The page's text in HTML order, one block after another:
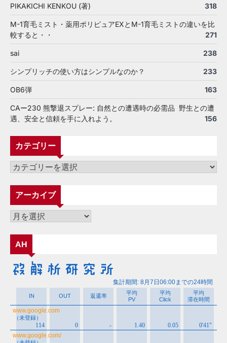
PIKAKICHI KENKOU (著)
318
M-1育毛ミスト・薬用ポリピュアEXとM-1育毛ミストの違いを比
較すると・・
271
sai 238
シンプリッチの使い方はシンプルなのか？ 233
OB6弾 163
CAー230 熊撃退スプレー: 自然との遭遇時の必需品 野生との遭
遇、安全と信頼を手に入れよう。
156
カテゴリー
カ
ゴ
リ
ー
アーカイブ
ア
カ
イ
ブ
AH